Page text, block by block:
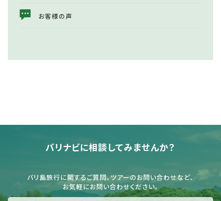
お客様の声
バリナビに相談してみませんか？
バリ島旅行に関するご質問、ツアーのお問い合わせなど、
お気軽にお問い合わせください。